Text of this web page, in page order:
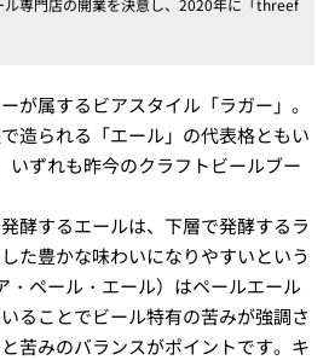
専門店の開業を決意し、2020年に「threef
が属するビアスタイル「ラガー」。
造られる「エール」の代表格ともい
いずれも昨今のクラフトビールブー
酵するエールは、下層で発酵するラ
た豊かな味わいになりやすいという
・ペール・エール）はペールエール
ることでビール特有の苦みが強調さ
苦みのバランスがポイントです。キ